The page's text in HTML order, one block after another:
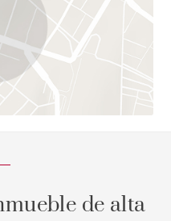
de alta